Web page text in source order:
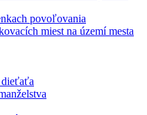
povoľovania
miest na území mesta
dieťaťa